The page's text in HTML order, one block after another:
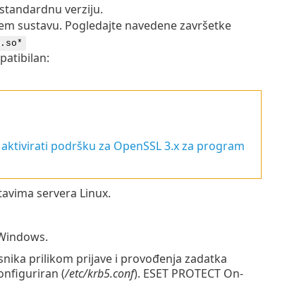
verziju.
sustavu. Pogledajte navedene završetke
aktivirati podršku za OpenSSL 3.x za program
servera Linux.
prilikom prijave i provođenja zadatka
(/etc/krb5.conf). ESET PROTECT On-